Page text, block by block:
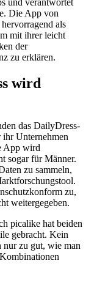
und verantwortet
Die App von
als
mit ihrer leicht
der
zu erklären.
wird
das DailyDress-
Unternehmen
App wird
sogar für Männer.
zu sammeln,
zu,
weitergegeben.
picalike hat beiden
gebracht. Kein
nur zu gut, wie man